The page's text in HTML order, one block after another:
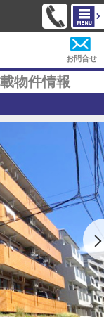
お問合せ
物件情報